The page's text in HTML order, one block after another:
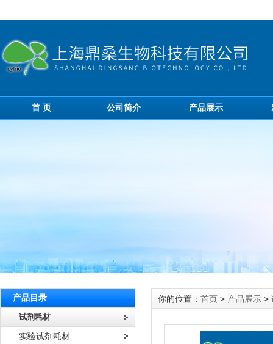
首 页 公司简介 产品展示
产品目录
试剂耗材
实验试剂耗材
你的位置： 首页 > 产品展示 >